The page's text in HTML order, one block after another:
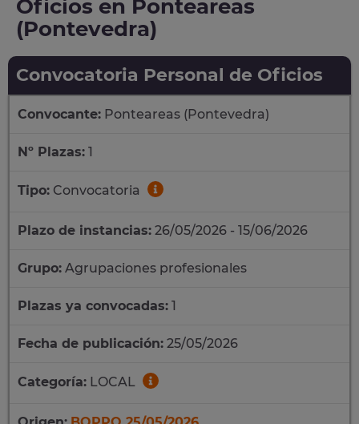
Oficios en Ponteareas
(Pontevedra)
Convocatoria Personal de Oficios
Convocante: Ponteareas (Pontevedra)
Nº Plazas: 1
Tipo: Convocatoria
Plazo de instancias: 26/05/2026 - 15/06/2026
Grupo: Agrupaciones profesionales
Plazas ya convocadas: 1
Fecha de publicación: 25/05/2026
Categoría: LOCAL